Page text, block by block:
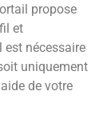
propose
et
nécessaire
uniquement
de votre